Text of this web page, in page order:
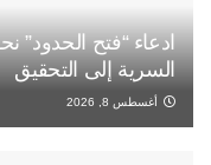
ادعاء “فتح
السرية إلى التحقيق
أغسطس 8, 2026